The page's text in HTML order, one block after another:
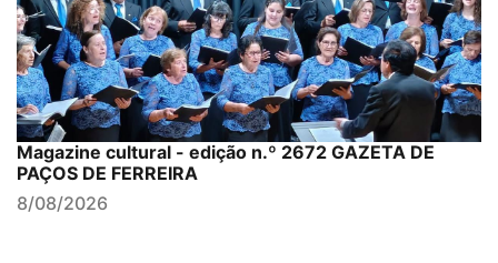
Magazine cultural - edição n.º 2672 GAZETA DE
PAÇOS DE FERREIRA
8/08/2026